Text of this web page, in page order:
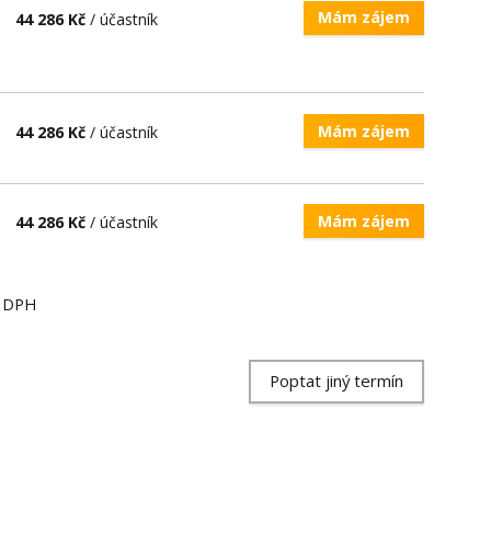
44 286 Kč / účastník Mám zájem
44 286 Kč / účastník Mám zájem
44 286 Kč / účastník Mám zájem
Poptat jiný termín